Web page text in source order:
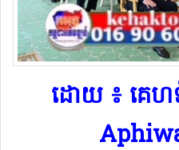
ដោយ ៖ គេហទំ